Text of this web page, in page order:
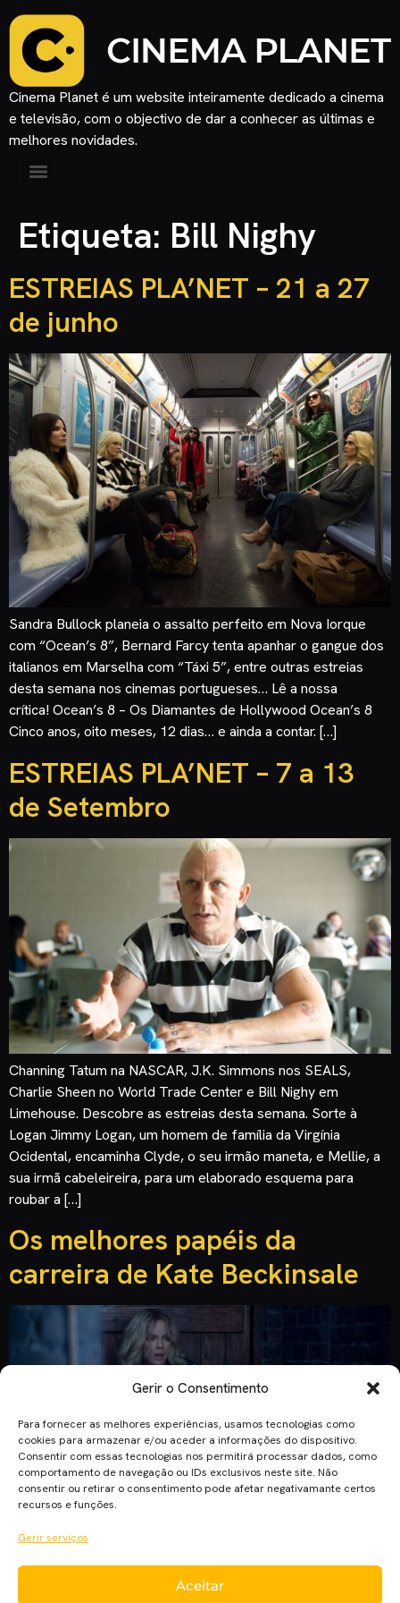
Gerir o Consentimento
Para fornecer as melhores experiências, usamos tecnologias como
cookies para armazenar e/ou aceder a informações do dispositivo.
Consentir com essas tecnologias nos permitirá processar dados, como
comportamento de navegação ou IDs exclusivos neste site. Não
consentir ou retirar o consentimento pode afetar negativamante certos
recursos e funções.
Gerir serviços
Aceitar
Cinema Planet é um website inteiramente dedicado a cinema
e televisão, com o objectivo de dar a conhecer as últimas e
melhores novidades.
Etiqueta: Bill Nighy
ESTREIAS PLA’NET – 21 a 27
de junho
Sandra Bullock planeia o assalto perfeito em Nova Iorque
com “Ocean’s 8”, Bernard Farcy tenta apanhar o gangue dos
italianos em Marselha com “Táxi 5”, entre outras estreias
desta semana nos cinemas portugueses… Lê a nossa
crítica! Ocean’s 8 – Os Diamantes de Hollywood Ocean’s 8
Cinco anos, oito meses, 12 dias… e ainda a contar. […]
ESTREIAS PLA’NET – 7 a 13
de Setembro
Channing Tatum na NASCAR, J.K. Simmons nos SEALS,
Charlie Sheen no World Trade Center e Bill Nighy em
Limehouse. Descobre as estreias desta semana. Sorte à
Logan Jimmy Logan, um homem de família da Virgínia
Ocidental, encaminha Clyde, o seu irmão maneta, e Mellie, a
sua irmã cabeleireira, para um elaborado esquema para
roubar a […]
Os melhores papéis da
carreira de Kate Beckinsale
Famosa pela saga “Underworld”, Kate Beckinsale encontra-
se nos cinemas com “Sala Oculta”. Descobre os melhores